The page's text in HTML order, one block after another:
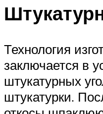
Технология
заключается в
штукатурных
штукатурки.